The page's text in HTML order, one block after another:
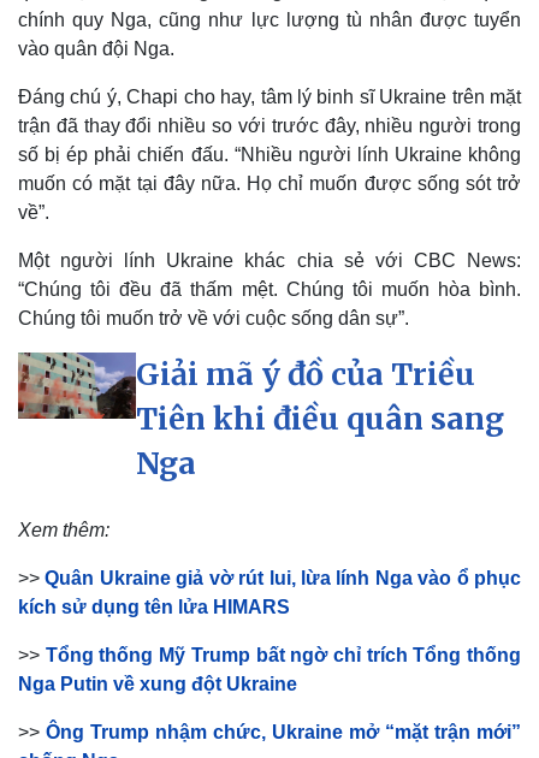
Bóng đá
Lịch thi đấu bóng đá
Thế giới thể thao
eSports
Hậu trường
Xe máy
chính quy Nga, cũng như lực lượng tù nhân được tuyển
vào quân đội Nga.
Đáng chú ý, Chapi cho hay, tâm lý binh sĩ Ukraine trên mặt
trận đã thay đổi nhiều so với trước đây, nhiều người trong
số bị ép phải chiến đấu. “Nhiều người lính Ukraine không
muốn có mặt tại đây nữa. Họ chỉ muốn được sống sót trở
về”.
Một người lính Ukraine khác chia sẻ với CBC News:
“Chúng tôi đều đã thấm mệt. Chúng tôi muốn hòa bình.
Chúng tôi muốn trở về với cuộc sống dân sự”.
Giải mã ý đồ của Triều
Tiên khi điều quân sang
Nga
Xem thêm:
>>Quân Ukraine giả vờ rút lui, lừa lính Nga vào ổ phục
kích sử dụng tên lửa HIMARS
>> Tổng thống Mỹ Trump bất ngờ chỉ trích Tổng thống
Nga Putin về xung đột Ukraine
>> Ông Trump nhậm chức, Ukraine mở “mặt trận mới”